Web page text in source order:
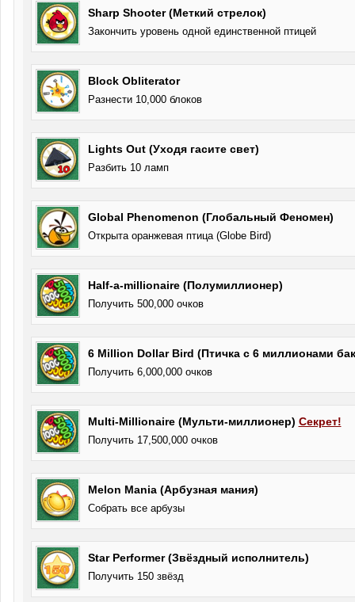
Sharp Shooter (Меткий стрелок)
Закончить уровень одной единственной птицей
Block Obliterator
Разнести 10,000 блоков
Lights Out (Уходя гасите свет)
Разбить 10 ламп
Global Phenomenon (Глобальный Феномен)
Открыта оранжевая птица (Globe Bird)
Half-a-millionaire (Полумиллионер)
Получить 500,000 очков
6 Million Dollar Bird (Птичка с 6 миллионами
Получить 6,000,000 очков
Multi-Millionaire (Мульти-миллионер) Секрет!
Получить 17,500,000 очков
Melon Mania (Арбузная мания)
Собрать все арбузы
Star Performer (Звёздный исполнитель)
Получить 150 звёзд